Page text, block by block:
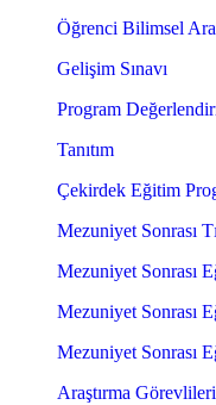
Öğrenci Bilimsel
Gelişim Sınavı
Program
Tanıtım
Çekirdek Eğitim
Mezuniyet Sonrası
Mezuniyet Sonrası
Mezuniyet Sonrası
Mezuniyet Sonrası
Araştırma